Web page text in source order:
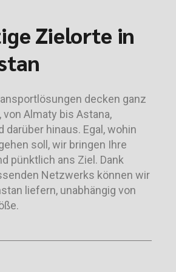
Zielorte in
decken ganz
von Almaty bis Astana,
darüber hinaus. Egal, wohin
soll, wir bringen Ihre
pünktlich ans Ziel. Dank
Netzwerks können wir
liefern, unabhängig von